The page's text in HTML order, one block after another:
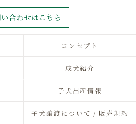
合わせはこちら
コンセプト
成犬紹介
子犬出産情報
子犬譲渡について / 販売規約